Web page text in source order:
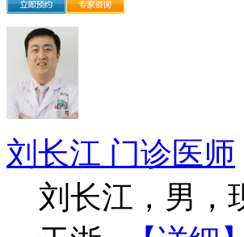
刘长江 门诊医师
刘长江，男，